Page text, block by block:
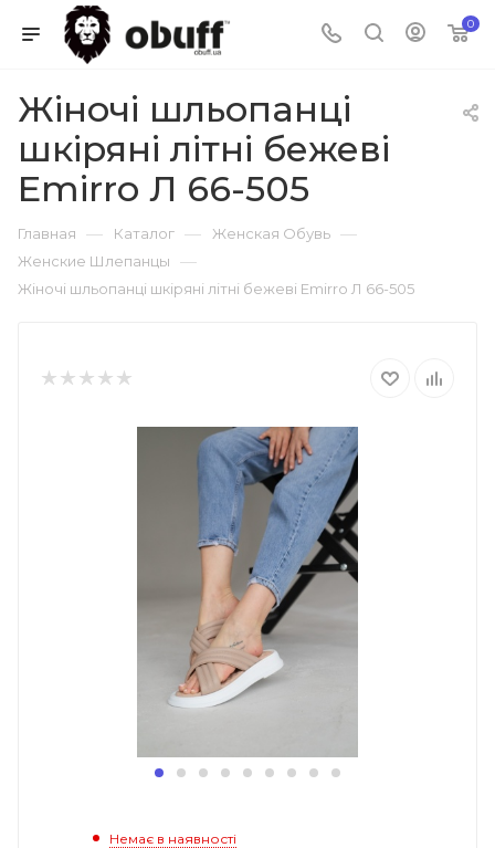
0
Жіночі шльопанці
шкіряні літні бежеві
Emirro Л 66-505
Главная — Каталог — Женская Обувь —
Женские Шлепанцы —
Жіночі шльопанці шкіряні літні бежеві Emirro Л 66-505
Немає в наявності